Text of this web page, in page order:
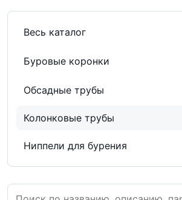
Весь каталог
Буровые коронки
Обсадные трубы
Колонковые трубы
Ниппели для бурения